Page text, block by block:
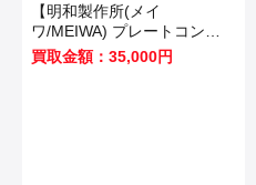
【明和製作所(メイ
ワ/MEIWA) プレートコンパ
クター KP60A】さいたま市
のお客様から買取いたしまし
買取金額：35,000円